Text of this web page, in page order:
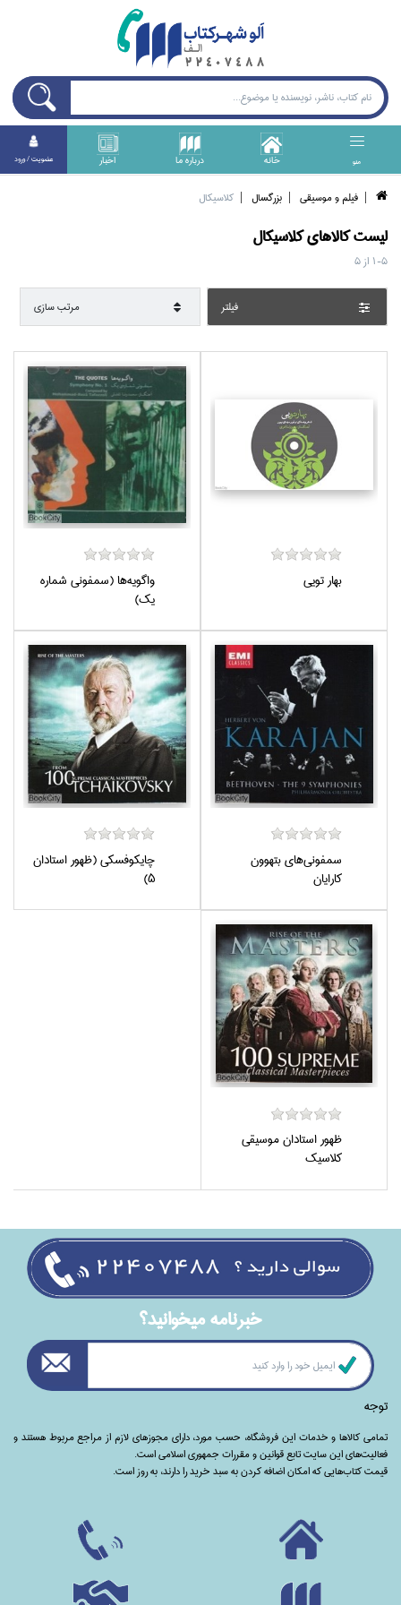
منو خانه درباره ما اخبار عضويت / ورود
فيلم و موسيقي بزرگسال كلاسيكال
ليست کالا‌هايكلاسيكال
1-5 از5
فيلتر مرتب سازي
بهار تويي
واگويه‌ها (سمفوني شماره
يك)
سمفوني‌هاي بتهوون
كارايان
چايكوفسكي (ظهور استادان
5)
ظهور استادان موسيقي
كلاسيك
خبرنامه ميخوانيد؟
توجه
تمامی‌ کالاها و خدمات این فروشگاه، حسب مورد،‌ دارای مجوزهای لازم از مراجع مربوط هستند ‌و‌‌
فعالیت‌های این سایت تابع قوانین و مقررات جمهوری اسلامی است.
قیمت کتاب‌هایی که امکان اضافه کردن به سبد خرید را دارند،‌ به روز است.